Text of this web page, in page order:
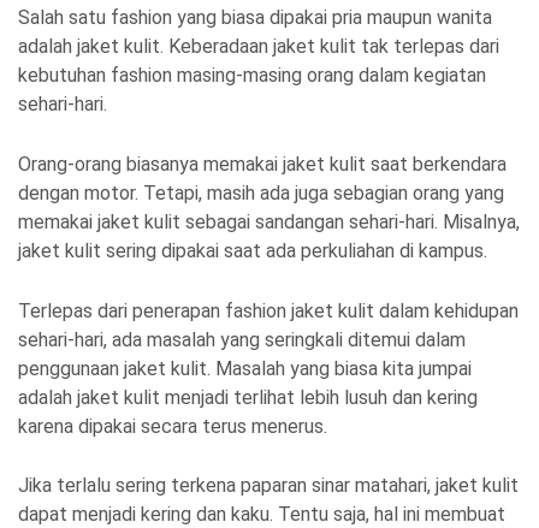
Salah satu fashion yang biasa dipakai pria maupun wanita
adalah jaket kulit. Keberadaan jaket kulit tak terlepas dari
kebutuhan fashion masing-masing orang dalam kegiatan
sehari-hari.
Orang-orang biasanya memakai jaket kulit saat berkendara
dengan motor. Tetapi, masih ada juga sebagian orang yang
memakai jaket kulit sebagai sandangan sehari-hari. Misalnya,
jaket kulit sering dipakai saat ada perkuliahan di kampus.
Terlepas dari penerapan fashion jaket kulit dalam kehidupan
sehari-hari, ada masalah yang seringkali ditemui dalam
penggunaan jaket kulit. Masalah yang biasa kita jumpai
adalah jaket kulit menjadi terlihat lebih lusuh dan kering
karena dipakai secara terus menerus.
Jika terlalu sering terkena paparan sinar matahari, jaket kulit
dapat menjadi kering dan kaku. Tentu saja, hal ini membuat